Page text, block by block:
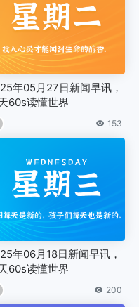
年05月27日新闻早讯，
60s读懂世界
153
年06月18日新闻早讯，
60s读懂世界
200